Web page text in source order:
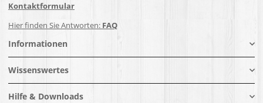
Kontaktformular
Hier finden Sie Antworten: FAQ
Informationen
Wissenswertes
Hilfe & Downloads